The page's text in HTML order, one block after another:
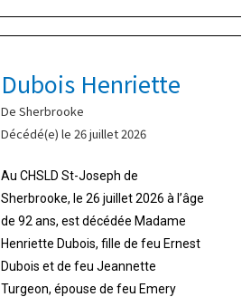
Dubois Henriette
De Sherbrooke
Décédé(e) le 26 juillet 2026
Au CHSLD St-Joseph de
Sherbrooke, le 26 juillet 2026 à l’âge
de 92 ans, est décédée Madame
Henriette Dubois, fille de feu Ernest
Dubois et de feu Jeannette
Turgeon, épouse de feu Emery